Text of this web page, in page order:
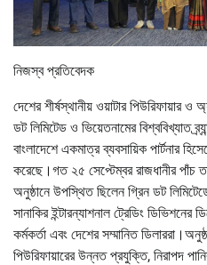
নিজস্ব প্রতিবেদক
দেশের শীর্ষস্থানীয় ওয়াটার পিউরিফায়ার ও
ডট লিমিটেড ও ভিয়েতনামের বিশ্ববিখ্যাত
বাংলাদেশে একমাত্র ব্যবসায়িক পার্টনার
করেছে।গত ২৫ সেপ্টেম্বর রাজধানীর পাঁচ
অনুষ্ঠানে উপস্থিত ছিলেন গ্রিন ডট
সানাকির ইন্টারন্যাশনাল ট্রেডিং ডিভিশনের
কর্মকর্তা এবং দেশের সম্মানিত
পিউরিফায়ারের উন্নত প্রযুক্তি, নিরাপদ